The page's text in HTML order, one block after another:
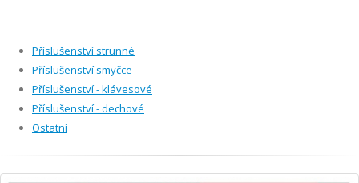
Příslušenství strunné
Příslušenství smyčce
Příslušenství - klávesové
Příslušenství - dechové
Ostatní